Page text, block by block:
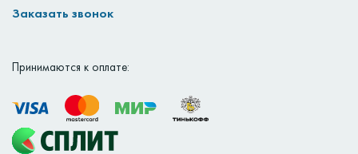
Заказать звонок
Принимаются к оплате: